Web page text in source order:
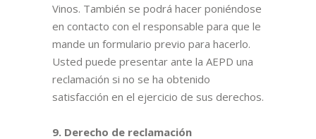
Vinos. También se podrá hacer poniéndose
en contacto con el responsable para que le
mande un formulario previo para hacerlo.
Usted puede presentar ante la AEPD una
reclamación si no se ha obtenido
satisfacción en el ejercicio de sus derechos.
9. Derecho de reclamación